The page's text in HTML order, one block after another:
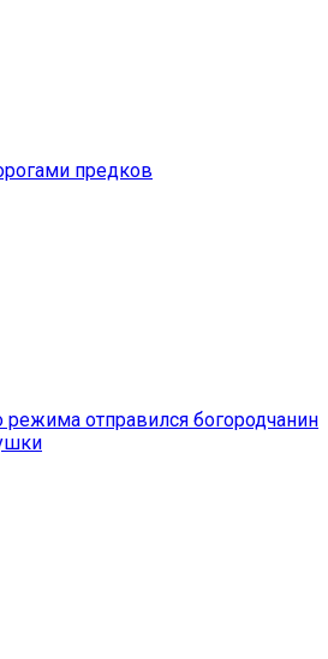
предков
режима отправился богородчанин